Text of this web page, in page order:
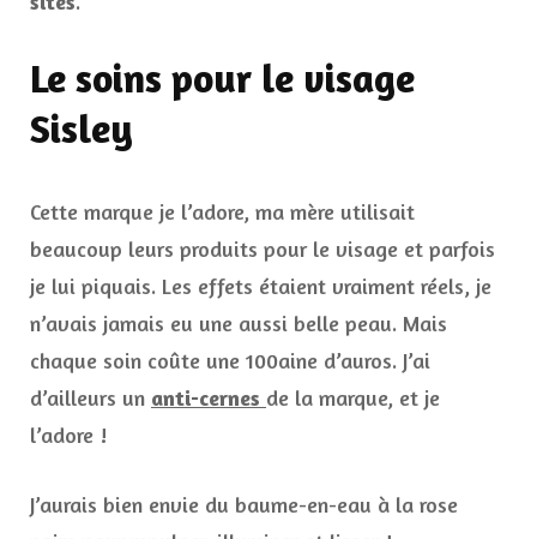
Le soins pour le visage
Sisley
Cette marque je l’adore, ma mère utilisait
beaucoup leurs produits pour le visage et parfois
je lui piquais. Les effets étaient vraiment réels, je
n’avais jamais eu une aussi belle peau. Mais
chaque soin coûte une 100aine d’auros. J’ai
d’ailleurs un anti-cernes de la marque, et je
l’adore !
J’aurais bien envie du baume-en-eau à la rose